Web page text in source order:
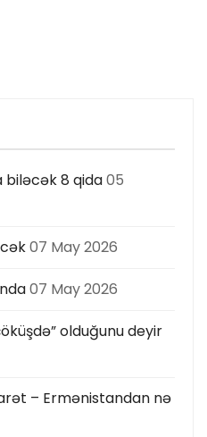
biləcək 8 qida05
07 May 2026
07 May 2026
olduğunu deyir
– Ermənistandan nə